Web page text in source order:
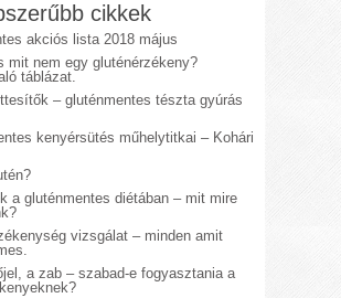
cikkek
akciós lista 2018 május
mit nem egy gluténérzékeny?
táblázat.
– gluténmentes tészta gyúrás
kenyérsütés műhelytitkai – Kohári
a gluténmentes diétában – mit mire
vizsgálat – minden amit
a zab – szabad-e fogyasztania a